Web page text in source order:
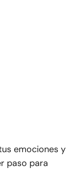
emociones y
paso para